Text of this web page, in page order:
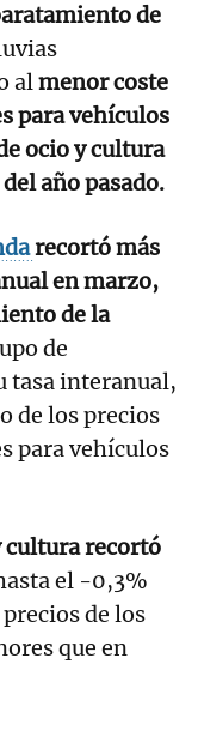
de
almenor coste
para vehículos
ocio y cultura
año pasado.
recortó más
en marzo,
de la
de
tasa interanual,
de los precios
para vehículos
cultura recortó
el -0,3%
de los
que en